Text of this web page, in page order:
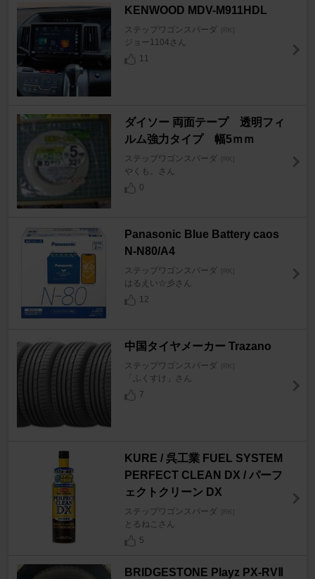
KENWOOD MDV-M911HDL
ステップワゴンスパーダ [RK]
ジョー1104さん
11
ダイソー 両面テープ 透明フィ
ルム強力タイプ 幅5ｍｍ
ステップワゴンスパーダ [RK]
やくも。さん
0
Panasonic Blue Battery caos
N-N80/A4
ステップワゴンスパーダ [RK]
はるえい☆彡さん
12
中国タイヤメーカー Trazano
ステップワゴンスパーダ [RK]
「ふくすけ」さん
7
KURE / 呉工業 FUEL SYSTEM
PERFECT CLEAN DX / パーフ
ェクトクリーン DX
ステップワゴンスパーダ [RK]
とるねこさん
5
BRIDGESTONE Playz PX-RVⅡ